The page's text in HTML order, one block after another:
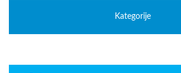
Kategorije